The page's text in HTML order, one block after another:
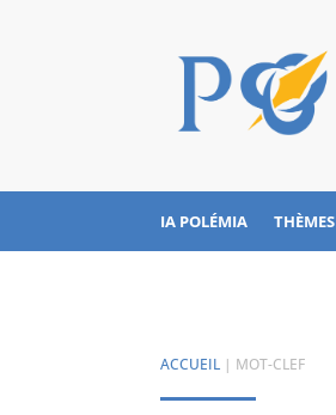
IA POLÉMIA THÈMES
ACCUEIL | MOT-CLEF